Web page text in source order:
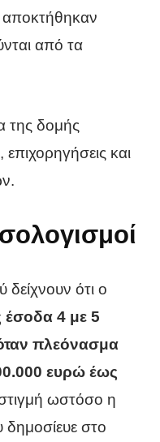
αποκτήθηκαν
από τα
της δομής
και
δείχνουν ότι ο
έσοδα 4 με 5
πλεόνασμα
ευρώ έως
ωστόσο η
δημοσίευε στο